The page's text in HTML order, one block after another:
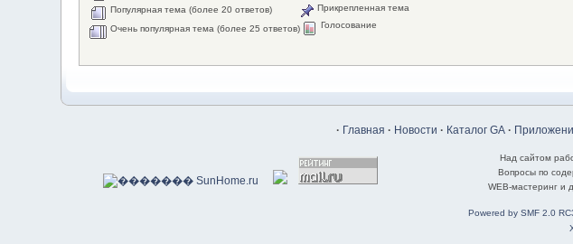
Популярная тема (более 20 ответов)
Очень популярная тема (более 25 ответов)
Прикрепленная тема
Голосование
· Главная · Новости · Каталог GA ·
Над сайтом
Вопросы по
WEB-мастеринг и
Powered by SMF 2.0